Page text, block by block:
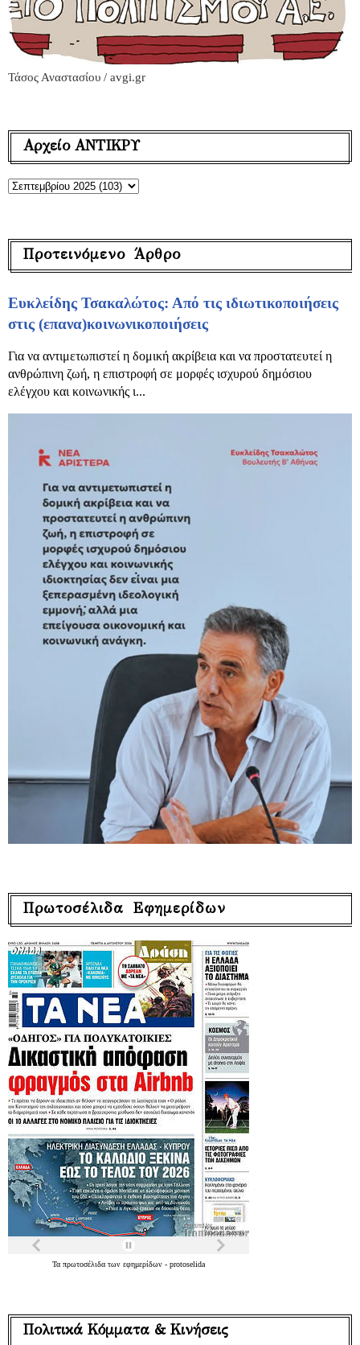
Τάσος Αναστασίου / avgi.gr
Αρχείο ΑΝΤΙΚΡΥ
Προτεινόμενο Άρθρο
Ευκλείδης Τσακαλώτος: Από τις ιδιωτικοποιήσεις
στις (επανα)κοινωνικοποιήσεις
Για να αντιμετωπιστεί η δομική ακρίβεια και να προστατευτεί η
ανθρώπινη ζωή, η επιστροφή σε μορφές ισχυρού δημόσιου
ελέγχου και κοινωνικής ι...
Πρωτοσέλιδα Εφημερίδων
Τα πρωτοσέλιδα των εφημερίδων - protoselida
Πολιτικά Κόμματα & Κινήσεις